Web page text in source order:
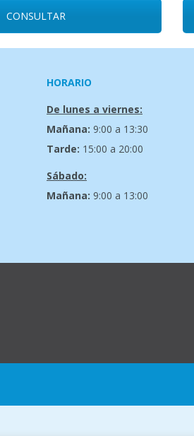
CONSULTAR
HORARIO
De lunes a viernes:
Mañana: 9:00 a 13:30
Tarde: 15:00 a 20:00
Sábado:
Mañana: 9:00 a 13:00